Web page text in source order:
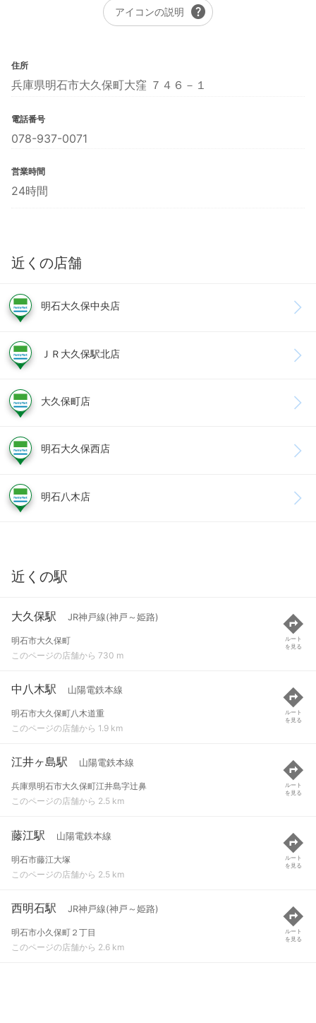
アイコンの説明 help
住所
兵庫県明石市大久保町大窪 ７４６－１
電話番号
078-937-0071
営業時間
24時間
近くの店舗
明石大久保中央店
ＪＲ大久保駅北店
大久保町店
明石大久保西店
明石八木店
近くの駅
大久保駅 JR神戸線(神戸～姫路)
明石市大久保町
このページの店舗から 730 m
ルート
を見る
中八木駅 山陽電鉄本線
明石市大久保町八木道重
このページの店舗から 1.9 km
ルート
を見る
江井ヶ島駅 山陽電鉄本線
兵庫県明石市大久保町江井島字辻鼻
このページの店舗から 2.5 km
ルート
を見る
藤江駅 山陽電鉄本線
明石市藤江大塚
このページの店舗から 2.5 km
ルート
を見る
西明石駅 JR神戸線(神戸～姫路)
明石市小久保町２丁目
このページの店舗から 2.6 km
ルート
を見る